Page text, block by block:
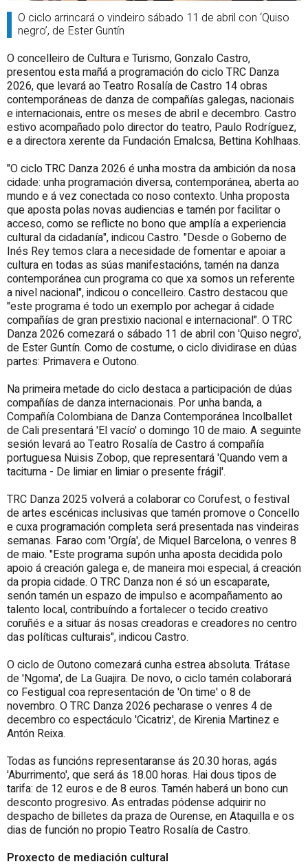
O ciclo arrincará o vindeiro sábado 11 de abril con ‘Quiso
negro’, de Ester Guntín
O concelleiro de Cultura e Turismo, Gonzalo Castro,
presentou esta mañá a programación do ciclo TRC Danza
2026, que levará ao Teatro Rosalía de Castro 14 obras
contemporáneas de danza de compañías galegas, nacionais
e internacionais, entre os meses de abril e decembro. Castro
estivo acompañado polo director do teatro, Paulo Rodríguez,
e a directora xerente da Fundación Emalcsa, Bettina Kohlhaas.
"O ciclo TRC Danza 2026 é unha mostradaambición da nosa
cidade: unha programación diversa, contemporánea, aberta ao
mundo e á vez conectada co noso contexto. Unha proposta
que aposta polas novas audiencias e tamén por facilitar o
acceso, como se reflicte no bono que amplía a experiencia
cultural da cidadanía", indicou Castro. "Desde o Goberno de
Inés Rey temos clara a necesidade de fomentar e apoiara
cultura en todas as súas manifestacións, tamén na danza
contemporánea cun programa co que xa somos un referente
a nivel nacional", indicou o concelleiro. Castro destacou que
"este programa é todo unexemplopor achegar á cidade
compañías de gran prestixio nacional e internacional". O TRC
Danza 2026 comezará o sábado 11 de abril con 'Quiso negro',
de Ester Guntín. Como de costume, o ciclo dividirase en dúas
partes: Primavera e Outono.
Na primeira metade do ciclo destaca a participación de dúas
compañías de danza internacionais. Por unha banda, a
Compañía Colombiana de Danza Contemporánea Incolballet
de Cali presentará 'El vacío' o domingo 10 de maio. A seguinte
sesión levará ao Teatro Rosalía de Castro á compañía
portuguesa Nuisis Zobop, que representará 'Quando vem a
taciturna - De limiar en limiar o presente frágil'.
TRC Danza 2025 volverá a colaborar co Corufest, o festival
de artes escénicas inclusivas que tamén promove o Concello
e cuxa programación completa será presentada nas vindeiras
semanas. Farao com 'Orgía', de Miquel Barcelona, o venres 8
de maio. "Este programa supón unhaaposta decidida polo
apoio á creacióngalega e, de maneira moi especial, á creación
da propiacidade. O TRC Danza non é só un escaparate,
senón tamén un espazo de impulso e acompañamento ao
talento local,contribuíndo a fortalecer o tecido creativo
coruñés e a situarás nosas creadoras e creadores no centro
das políticas culturais", indicou Castro.
O ciclo de Outono comezará cunha estrea absoluta. Trátase
de 'Ngoma', de La Guajira. De novo, o ciclo tamén colaborará
co Festigual coa representación de 'On time' o 8 de
novembro. O TRC Danza 2026 pecharase o venres 4 de
decembro co espectáculo 'Cicatriz', de Kirenia Martinez e
Antón Reixa.
Todas as funcións representaranse ás 20.30 horas, agás
'Aburrimento', que será ás 18.00 horas. Hai dous tipos de
tarifa: de 12 euros e de 8 euros. Tamén haberá un bono cun
desconto progresivo. As entradas pódense adquirir no
despacho de billetes da praza de Ourense, en Ataquilla e os
dias de función no propio Teatro Rosalía de Castro.
Proxecto de mediación cultural